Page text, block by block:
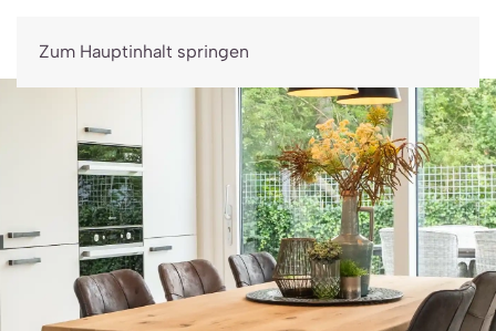
Zum Hauptinhalt springen